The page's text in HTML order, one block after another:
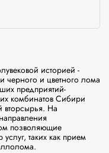
историей -
черного и цветного лома
предприятий-
комбинатов Сибири
вторсырья. На
позволяющие
таких как прием